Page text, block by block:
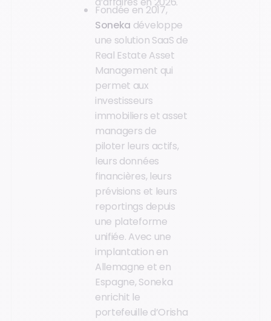
Fondée en 2017,
Soneka développe
une solution SaaS de
Real Estate Asset
Management qui
permet aux
investisseurs
immobiliers et asset
managers de
piloter leurs actifs,
leurs données
financières, leurs
prévisions et leurs
reportings depuis
une plateforme
unifiée. Avec une
implantation en
Allemagne et en
Espagne, Soneka
enrichit le
portefeuille d’Orisha